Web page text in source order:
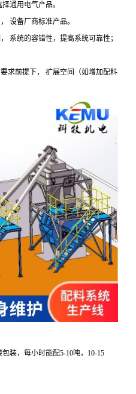
通用电气产品。
设备厂商标准产品。
系统的容错性，提高系统可靠性；
求前提下，
扩展空间（如增加配料
装，每小时能配5-10吨， 10-15